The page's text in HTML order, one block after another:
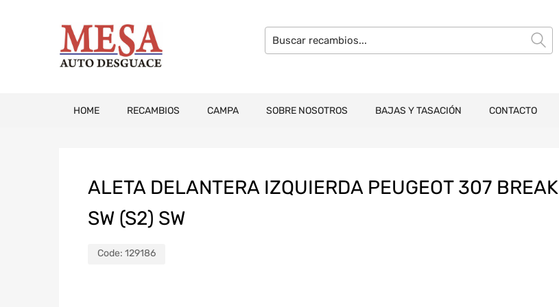
HOME RECAMBIOS CAMPA SOBRE NOSOTROS BAJAS Y TASACIÓN CONTACTO
ALETA DELANTERA IZQUIERDA PEUGEOT 307 BREAK
SW (S2) SW
Code: 129186